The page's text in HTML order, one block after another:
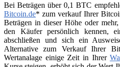
Bei Beträgen über 0,1 BTC
Bitcoin.de* zum verkauf Ihrer
Beträgen in dieser Höhe oder
den Käufer persönlich kennen,
abschließen und sich ein
Alternative zum Verkauf Ihrer
Wertanalage einige Zeit in Ihrer